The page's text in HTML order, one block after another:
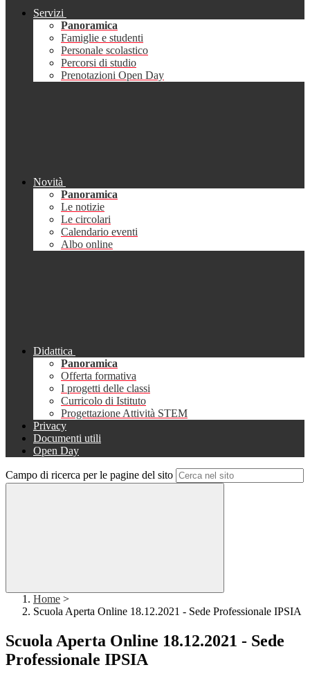
Servizi
Panoramica
Famiglie e studenti
Personale scolastico
Percorsi di studio
Prenotazioni Open Day
Novità
Panoramica
Le notizie
Le circolari
Calendario eventi
Albo online
Didattica
Panoramica
Offerta formativa
I progetti delle classi
Curricolo di Istituto
Progettazione Attività STEM
Privacy
Documenti utili
Open Day
Campo di ricerca per le pagine del sito
Home >
Scuola Aperta Online 18.12.2021 - Sede Professionale IPSIA
Scuola Aperta Online 18.12.2021 - Sede
Professionale IPSIA